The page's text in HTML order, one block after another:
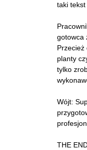
taki
gotowca
Przecież
planty
tylko
Wójt:
THE